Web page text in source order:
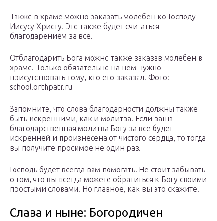
Также в храме можно заказать молебен ко Господу
Иисусу Христу. Это также будет считаться
благодарением за все.
Отблагодарить Бога можно также заказав молебен в
храме. Только обязательно на нем нужно
присутствовать тому, кто его заказал. Фото:
school.orthpatr.ru
Запомните, что слова благодарности должны также
быть искренними, как и молитва. Если ваша
благодарственная молитва Богу за все будет
искренней и произнесена от чистого сердца, то тогда
вы получите просимое не один раз.
Господь будет всегда вам помогать. Не стоит забывать
о том, что вы всегда можете обратиться к Богу своими
простыми словами. Но главное, как вы это скажите.
Слава и ныне: Богородичен